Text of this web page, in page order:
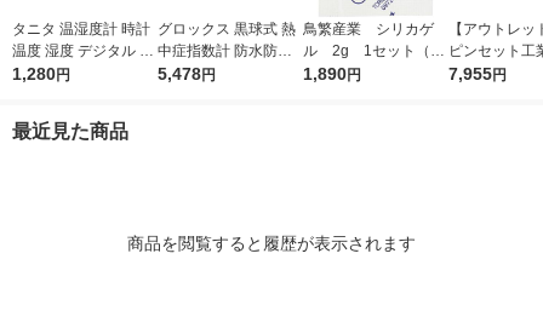
タニタ 温湿度計 時計
温度 湿度 デジタル 卓
上 マグネット ホワイ
1,280円
グロックス 黒球式 熱
中症指数計 防水防塵
WBGTー263 1台
5,478円
鳥繁産業 シリカゲ
ル 2g 1セット（50
0個：100個入×5袋）
1,890円
【アウトレッ
ピンセット工
オピンセット
7,955円
最近見た商品
商品を閲覧すると履歴が表示されます